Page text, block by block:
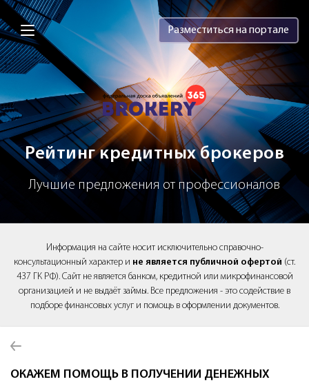
Brokery365 - Рейтинг кредитных
Разместиться на портале
Рейтинг кредитных брокеров
Лучшие предложения от профессионалов
Информация на сайте носит исключительно справочно-
консультационный характер и не является публичной офертой (ст.
437 ГК РФ). Сайт не является банком, кредитной или микрофинансовой
организацией и не выдаёт займы. Все предложения - это содействие в
подборе финансовых услуг и помощь в оформлении документов.
ОКАЖЕМ ПОМОЩЬ В ПОЛУЧЕНИИ ДЕНЕЖНЫХ